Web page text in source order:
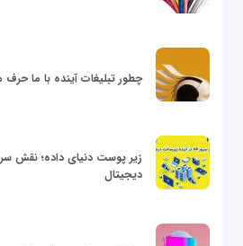
چطور تبلیغات آینده با ما حرف
دیجیتال